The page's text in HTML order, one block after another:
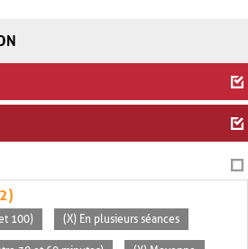
100) (X) En plusieurs séances